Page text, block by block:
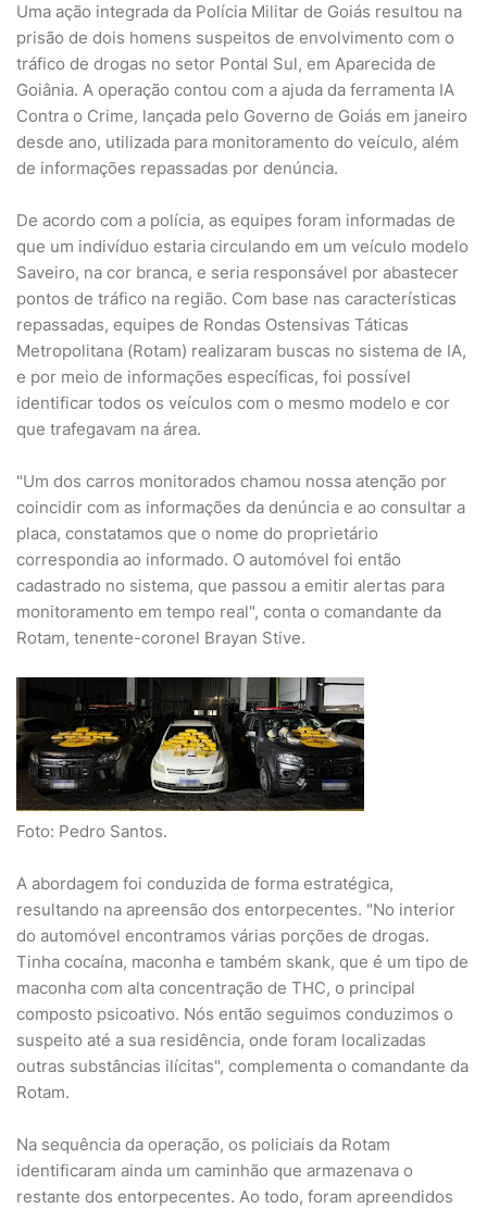
Uma ação integrada da Polícia Militar de Goiás resultou na
prisão de dois homens suspeitos de envolvimento com o
tráfico de drogas no setor Pontal Sul, em Aparecida de
Goiânia. A operação contou com a ajuda da ferramenta IA
Contra o Crime, lançada pelo Governo de Goiás em janeiro
desde ano, utilizada para monitoramento do veículo, além
de informações repassadas por denúncia.
De acordo com a polícia, as equipes foram informadas de
que um indivíduo estaria circulando em um veículo modelo
Saveiro, na cor branca, e seria responsável por abastecer
pontos de tráfico na região. Com base nas características
repassadas, equipes de Rondas Ostensivas Táticas
Metropolitana (Rotam) realizaram buscas no sistema de IA,
e por meio de informações específicas, foi possível
identificar todos os veículos com o mesmo modelo e cor
que trafegavam na área.
"Um dos carros monitorados chamou nossa atenção por
coincidir com as informações da denúncia e ao consultar a
placa, constatamos que o nome do proprietário
correspondia ao informado. O automóvel foi então
cadastrado no sistema, que passou a emitir alertas para
monitoramento em tempo real", conta o comandante da
Rotam, tenente-coronel Brayan Stive.
Foto: Pedro Santos.
A abordagem foi conduzida de forma estratégica,
resultando na apreensão dos entorpecentes. "No interior
do automóvel encontramos várias porções de drogas.
Tinha cocaína, maconha e também skank, que é um tipo de
maconha com alta concentração de THC, o principal
composto psicoativo. Nós então seguimos conduzimos o
suspeito até a sua residência, onde foram localizadas
outras substâncias ilícitas", complementa o comandante da
Rotam.
Na sequência da operação, os policiais da Rotam
identificaram ainda um caminhão que armazenava o
restante dos entorpecentes. Ao todo, foram apreendidos